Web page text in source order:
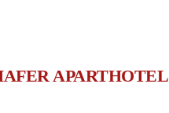
APARTHOTEL